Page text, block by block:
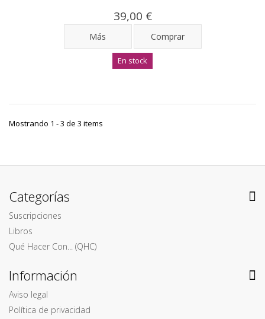
39,00 €
Más Comprar
En stock
Mostrando 1 - 3 de 3 items
Categorías
Suscripciones
Libros
Qué Hacer Con... (QHC)
Información
Aviso legal
Política de privacidad